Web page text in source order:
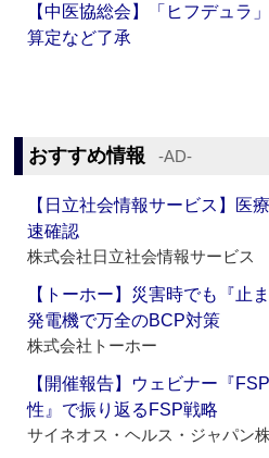
【中医協総会】「ヒフデュラ
算定など了承
おすすめ情報 ‐AD‐
【日立社会情報サービス】医
速確認
株式会社日立社会情報サービス
【トーホー】災害時でも『
発電機で万全のBCP対策
株式会社トーホー
【開催報告】ウェビナー『
性』で振り返るFSP戦略
サイネオス・ヘルス・ジャパン